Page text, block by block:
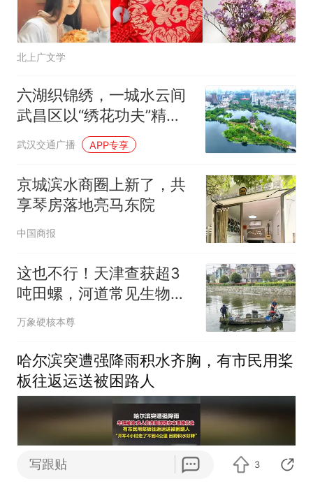
北上广文学
六湖织锦绣，一城水云间
武昌区以“绣花功夫”精绘
滨水宜居新画卷
武汉交通广播 APP专享
京城滨水商圈上新了，共
享琴房落地亮马东院
中国商报
这也不行！天津查获超3
吨田螺，河道常见生物为
何也判刑？
万象硬核本尊
哈尔滨突遭强降雨积水齐胸，有市民用桨
板往返运送被困路人
写跟贴 3